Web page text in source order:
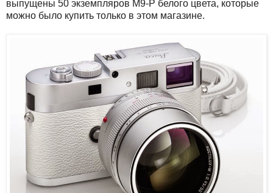
выпущены 50 экземпляров M9-P белого цвета, которые
можно было купить только в этом магазине.